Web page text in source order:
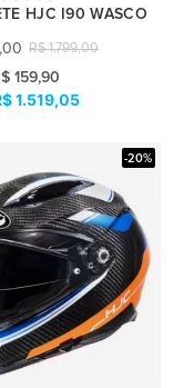
HJC I90 WASCO
R$ 1.799,00
159,90
1.519,05
-20%